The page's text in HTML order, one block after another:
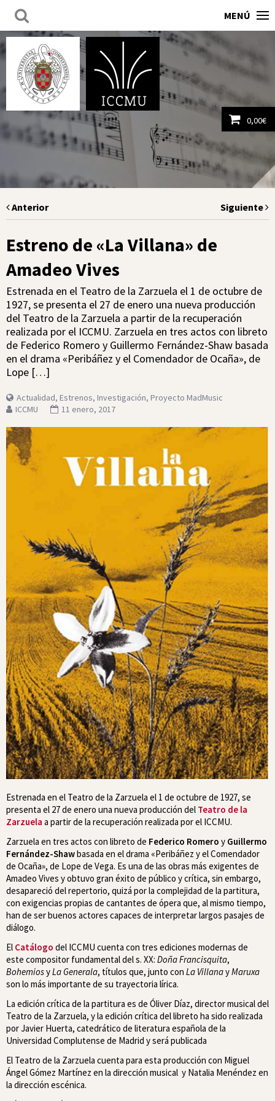
MENÚ
0,00€
Ver carrito
Anterior Siguiente
Estreno de «La Villana» de
Amadeo Vives
Estrenada en el Teatro de la Zarzuela el 1 de octubre de
1927, se presenta el 27 de enero una nueva producción
del Teatro de la Zarzuela a partir de la recuperación
realizada por el ICCMU. Zarzuela en tres actos con libreto
de Federico Romero y Guillermo Fernández-Shaw basada
en el drama «Peribáñez y el Comendador de Ocaña», de
Lope […]
Actualidad, Estrenos, Investigación, Proyecto MadMusic
ICCMU
11 enero, 2017
Estrenada en el Teatro de la Zarzuela el 1 de octubre de 1927, se
presenta el 27 de enero una nueva producción del Teatro de la
Zarzuela a partir de la recuperación realizada por el ICCMU.
Zarzuela en tres actos con libreto de Federico Romero y Guillermo
Fernández-Shawbasada en el drama «Peribáñez y el Comendador
de Ocaña», de Lope de Vega. Es una de las obras más exigentes de
Amadeo Vives y obtuvo gran éxito de público y crítica, sin embargo,
desapareció del repertorio, quizá por la complejidad de la partitura,
con exigencias propias de cantantes de ópera que, al mismo tiempo,
han de ser buenos actores capaces de interpretar largos pasajes de
diálogo.
El Catálogo del ICCMU cuenta con tres ediciones modernas de
este compositor fundamental del s. XX: Doña Francisquita,
BohemiosyLa Generala, títulos que, junto con La VillanayMaruxa
son lo más importante de su trayectoria lírica.
La edición crítica de la partitura es de Óliver Díaz, director musical del
Teatro de la Zarzuela, y la edición crítica del libreto ha sido realizada
por Javier Huerta, catedrático de literatura española de la
Universidad Complutense de Madrid y será publicada
El Teatro de la Zarzuela cuenta para esta producción con Miguel
Ángel Gómez Martínez en la dirección musical y Natalia Menéndez en
la dirección escénica.